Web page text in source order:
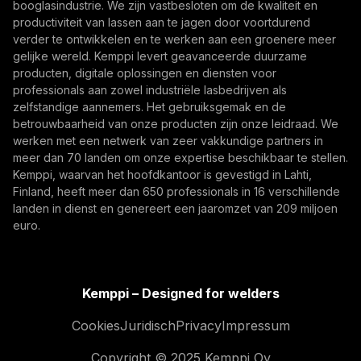
Door u te abonneren, gaat u ermee akkoord
marketing-e-mails van Kemppi te ontvangen.
booglasindustrie. We zijn vastbesloten om de kwaliteit en
productiviteit van lassen aan te jagen door voortdurend
verder te ontwikkelen en te werken aan een groenere meer
gelijke wereld. Kemppi levert geavanceerde duurzame
producten, digitale oplossingen en diensten voor
professionals aan zowel industriële lasbedrijven als
zelfstandige aannemers. Het gebruiksgemak en de
betrouwbaarheid van onze producten zijn onze leidraad. We
werken met een netwerk van zeer vakkundige partners in
meer dan 70 landen om onze expertise beschikbaar te stellen.
Kemppi, waarvan het hoofdkantoor is gevestigd in Lahti,
Finland, heeft meer dan 650 professionals in 16 verschillende
landen in dienst en genereert een jaaromzet van 209 miljoen
euro.
Kemppi – Designed for welders
CookiesJuridischPrivacyImpressum
Copyright © 2025 Kemppi Oy